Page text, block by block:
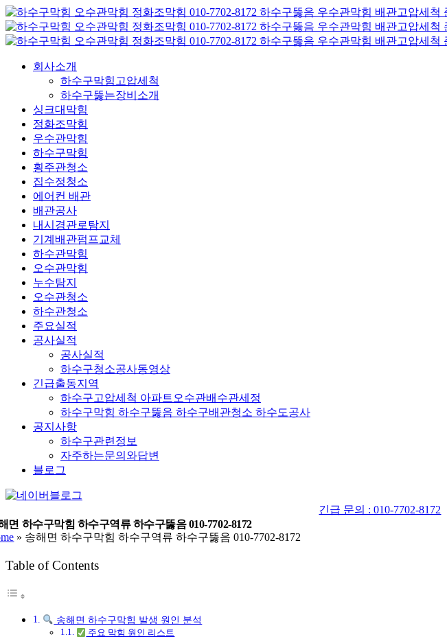
콘
텐
츠
회사소개
하수구막힘고압세척
하수구뚫는장비소개
싱크대막힘
정화조막힘
우수관막힘
하수구막힘
횡주관청소
집수정청소
에어컨 배관
배관공사
내시경관로탐지
기계배관펌프교체
하수관막힘
오수관막힘
누수탐지
오수관청소
하수관청소
주요실적
공사실적
공사실적
하수구청소공사동영상
긴급출동지역
하수구고압세척 아파트오수관배수관세정
하수구막힘 하수구뚫음 하수구배관청소 하수도공사
공지사항
하수구관련정보
자주하는문의와답변
블로그
네
버
블
그
긴급 문의 : 010-7702-8172
면 하수구막힘 하수구역류 하수구뚫음 010-7702-8172
» 송해면 하수구막힘 하수구역류 하수구뚫음 010-7702-8172
Table of Contents
송해면 하수구막힘 발생 원인 분석
주요 막힘 원인 리스트